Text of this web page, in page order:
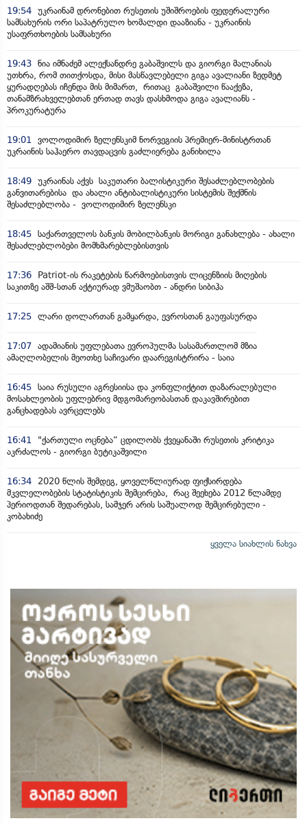
19:54 უკრაინამ დრონებით რუსეთის უშიშროების ფედერალური
სამსახურის ორი საპატრულო ხომალდი დააზიანა - უკრაინის
უსაფრთხოების სამსახური
19:43 ნია იმნაძემ ალექსანდრე გაბაშვილს და გიორგი მალანიას
უთხრა, რომ თითქოსდა, მისი მასწავლებელი გიგა ავალიანი ზედმეტ
ყურადღებას იჩენდა მის მიმართ, რითაც გაბაშვილი წააქეზა,
თანამზრახველებთან ერთად თავს დასხმოდა გიგა ავალიანს -
პროკურატურა
19:01
ვოლოდიმირ ზელენსკიმ ნორვეგიის პრემიერ-მინისტრთან
უკრაინის საჰაერო თავდაცვის გაძლიერება განიხილა
18:49 უკრაინას აქვს საკუთარი ბალისტიკური შესაძლებლობების
განვითარებისა და ახალი ანტიბალისტიკური სისტემის შექმნის
შესაძლებლობა - ვოლოდიმირ ზელენსკი
18:45 საქართველოს ბანკის მობილბანკის მორიგი განახლება - ახალი
შესაძლებლობები მომხმარებლებისთვის
17:36
Patriot-ის რაკეტების წარმოებისთვის ლიცენზიის მიღების
საკითზე აშშ-სთან აქტიურად ვმუშაობთ - ანდრი სიბიჰა
17:25 ლარი დოლართან გამყარდა, ევროსთან გაუფასურდა
17:07 ადამიანის უფლებათა ევროპულმა სასამართლომ მზია
ამაღლობელის მეოთხე საჩივარი დაარეგისტრირა - საია
16:45 საია რუსული აგრესიისა და კონფლიქტით დაზარალებული
მოსახლეობის უფლებრივ მდგომარეობასთან დაკავშირებით
განცხადებას ავრცელებს
16:41
"ქართული ოცნება“ ცდილობს ქვეყანაში რუსეთის კრიტიკა
აკრძალოს - გიორგი ბუტიკაშვილი
16:34
2020 წლის შემდეგ, ყოველწლიურად ფიქსირდება
მკვლელობების სტატისტიკის შემცირება, რაც შეეხება 2012 წლამდე
პერიოდთან შედარებას, სამჯერ არის საშუალოდ შემცირებული -
კობახიძე
ყველა სიახლის ნახვა